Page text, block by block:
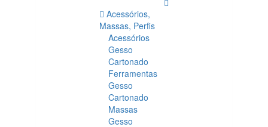
Acessórios,
Massas, Perfis
Acessórios
Gesso
Cartonado
Ferramentas
Gesso
Cartonado
Massas
Gesso